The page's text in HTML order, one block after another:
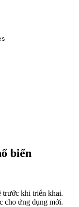
biến
trước khi triển khai.
cho ứng dụng mới.